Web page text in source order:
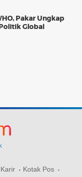
Pakar Ungkap
Global
Karir Kotak Pos